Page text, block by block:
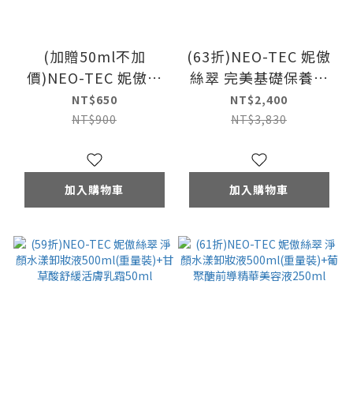
(加贈50ml不加
價)NEO-TEC 妮傲絲
翠 胺基酸舒緩潔顏慕
斯150ml
NT$650
NT$900
加入購物車
(63折)NEO-TEC 妮傲
絲翠 完美基礎保養三
步驟(淨顏水漾卸妝液
500ml(重量裝)+葡聚
楊酸潔顏慕斯)
NT$2,400
NT$3,830
加入購物車